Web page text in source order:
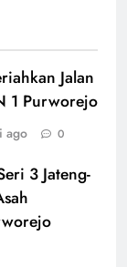
Jalan
1 Purworejo
ago 0
3 Jateng-